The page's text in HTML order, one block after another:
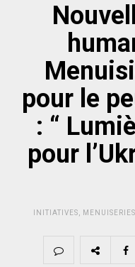
pour le
: “
pour
INITIATIVES MENUISERIES